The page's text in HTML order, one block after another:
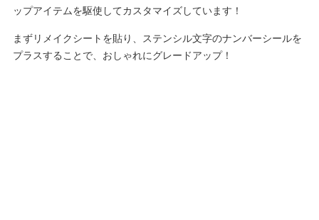
ップアイテムを駆使してカスタマイズしています！
まずリメイクシートを貼り、ステンシル文字のナンバーシールを
プラスすることで、おしゃれにグレードアップ！